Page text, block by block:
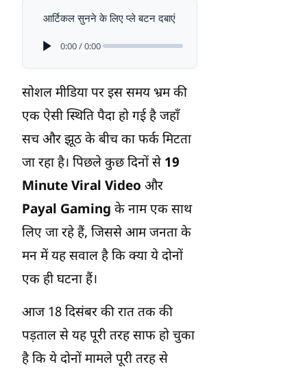
आर्टिकल सुनने के लिए प्ले बटन दबाएं
0:00 / 0:00
सोशल मीडिया पर इस समय भ्रम की
एक ऐसी स्थिति पैदा हो गई है जहाँ
सच और झूठ के बीच का फर्क मिटता
जा रहा है। पिछले कुछ दिनों से 19
Minute Viral Video और
Payal Gaming के नाम एक साथ
लिए जा रहे हैं, जिससे आम जनता के
मन में यह सवाल है कि क्या ये दोनों
एक ही घटना हैं।
आज 18 दिसंबर की रात तक की
पड़ताल से यह पूरी तरह साफ हो चुका
है कि ये दोनों मामले पूरी तरह से